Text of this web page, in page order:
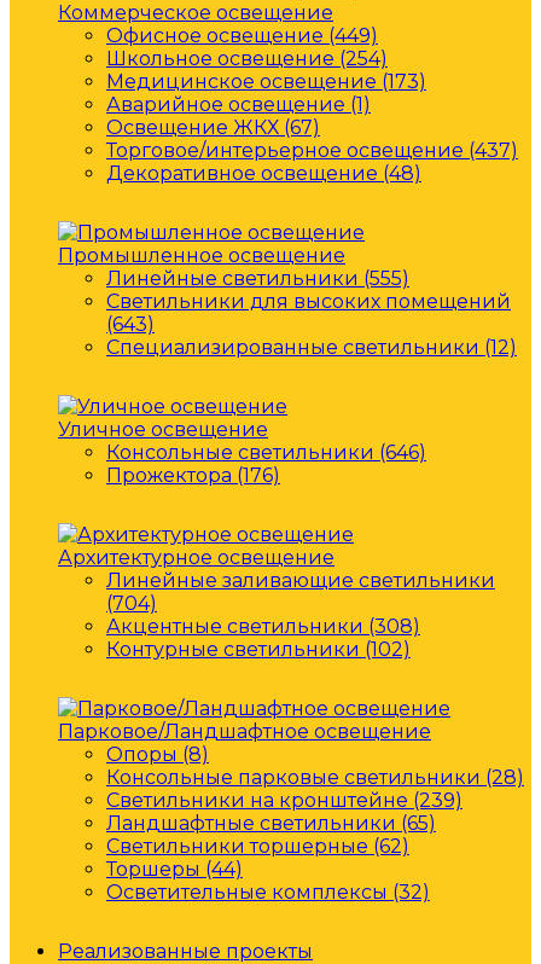
Коммерческое освещение
Офисное освещение (449)
Школьное освещение (254)
Медицинское освещение (173)
Аварийное освещение (1)
Освещение ЖКХ (67)
Торговое/интерьерное освещение (437)
Декоративное освещение (48)
Промышленное освещение
Линейные светильники (555)
Светильники для высоких помещений
(643)
Специализированные светильники (12)
Уличное освещение
Консольные светильники (646)
Прожектора (176)
Архитектурное освещение
Линейные заливающие светильники
(704)
Акцентные светильники (308)
Контурные светильники (102)
Парковое/Ландшафтное освещение
Опоры (8)
Консольные парковые светильники (28)
Светильники на кронштейне (239)
Ландшафтные светильники (65)
Светильники торшерные (62)
Торшеры (44)
Осветительные комплексы (32)
Реализованные проекты